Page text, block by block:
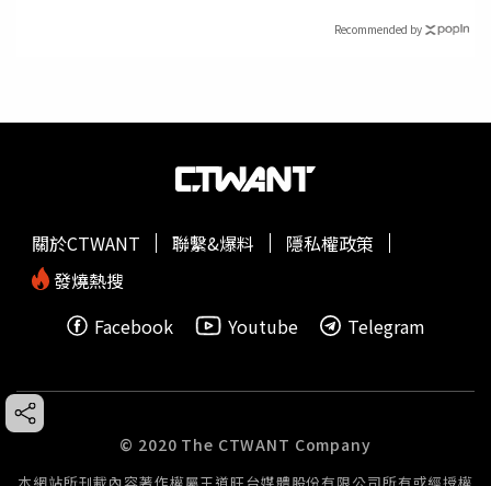
Recommended by
關於CTWANT 聯繫&爆料
隱私權政策
發燒熱搜
Facebook
Youtube Telegram
© 2020 The CTWANT Company